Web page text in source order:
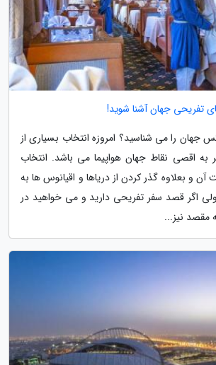
تفریحی جهان آشنا شوید!
جهان را می شناسید؟ امروزه انتخاب بسیاری از
به اقصی نقاط جهان هواپیما می باشد. انتخاب
و بعلاوه گذر کردن از دریاها و اقیانوس ها به
اگر قصد سفر تفریحی دارید و می خواهید در
مقصد نیز...